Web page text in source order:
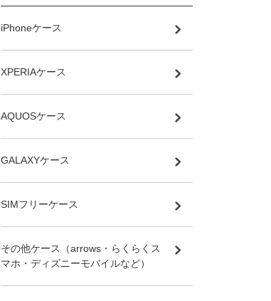
iPhoneケース
XPERIAケース
AQUOSケース
GALAXYケース
SIMフリーケース
その他ケース（arrows・らくらくス
マホ・ディズニーモバイルなど）